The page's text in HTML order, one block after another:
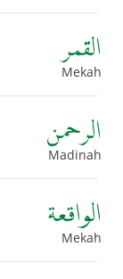
القمر
Mekah
الرحمن
Madinah
الواقعة
Mekah